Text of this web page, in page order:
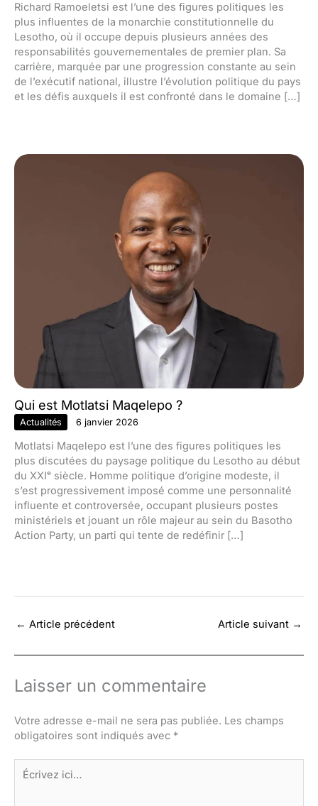
Richard Ramoeletsi est l’une des figures politiques les
plus influentes de la monarchie constitutionnelle du
Lesotho, où il occupe depuis plusieurs années des
responsabilités gouvernementales de premier plan. Sa
carrière, marquée par une progression constante au sein
de l’exécutif national, illustre l’évolution politique du pays
et les défis auxquels il est confronté dans le domaine […]
Qui est Motlatsi Maqelepo ?
Actualités 6 janvier 2026
Motlatsi Maqelepo est l’une des figures politiques les
plus discutées du paysage politique du Lesotho au début
du XXIᵉ siècle. Homme politique d’origine modeste, il
s’est progressivement imposé comme une personnalité
influente et controversée, occupant plusieurs postes
ministériels et jouant un rôle majeur au sein du Basotho
Action Party, un parti qui tente de redéfinir […]
← Article précédent Article suivant →
Laisser un commentaire
Votre adresse e-mail ne sera pas publiée. Les champs
obligatoires sont indiqués avec *
Écrivez
ici…